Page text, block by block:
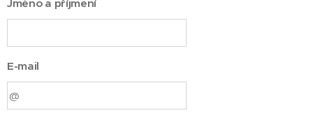
Jméno a příjmení
E-mail